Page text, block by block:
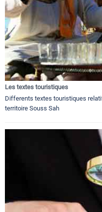
Les textes touristiques
Differents textes touristiques
territoire Souss Sah